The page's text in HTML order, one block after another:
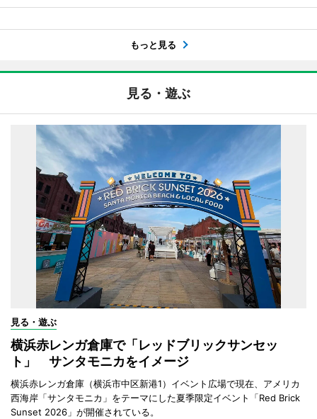
もっと見る
見る・遊ぶ
見る・遊ぶ
横浜赤レンガ倉庫で「レッドブリックサンセッ
ト」 サンタモニカをイメージ
横浜赤レンガ倉庫（横浜市中区新港1）イベント広場で現在、アメリカ
西海岸「サンタモニカ」をテーマにした夏季限定イベント「Red Brick
Sunset 2026」が開催されている。